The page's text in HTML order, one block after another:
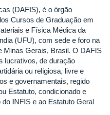
(DAFIS), é o órgão
Cursos de Graduação em
e Física Médica da
(UFU), com sede e foro na
Minas Gerais, Brasil. O DAFIS
lucrativos, de duração
ou religiosa, livre e
e governamentais, regido
Estatuto, condicionado e
INFIS e ao Estatuto Geral